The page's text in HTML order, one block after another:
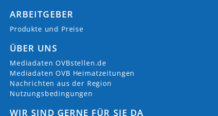
ARBEITGEBER
Produkte und Preise
ÜBER UNS
Mediadaten OVBstellen.de
Mediadaten OVB Heimatzeitungen
Nachrichten aus der Region
Nutzungsbedingungen
WIR SIND GERNE FÜR SIE DA